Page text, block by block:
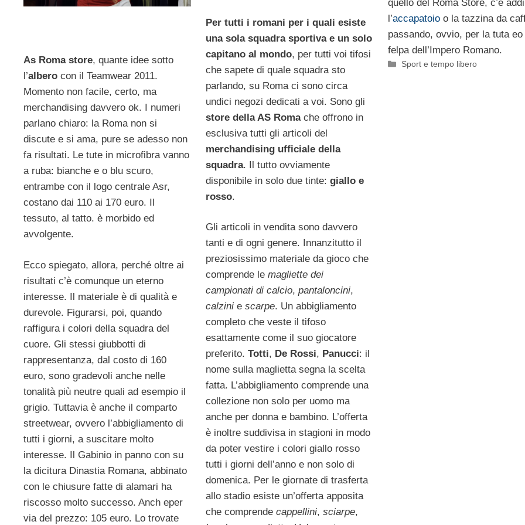
quello del Roma Store, c’è
l’accapatoioo la tazzina da
passando, ovvio, per la tuta eo
felpa dell’Impero Romano.
Categorie
Sport e tempo libero
As Roma store, quante idee sotto
l’albero con il Teamwear 2011.
Momento non facile, certo, ma
merchandising davvero ok. I numeri
parlano chiaro: la Roma non si
discute e si ama, pure se adesso non
fa risultati. Le tute in microfibra vanno
a ruba: bianche e o blu scuro,
entrambe con il logo centrale Asr,
costano dai 110 ai 170 euro. Il
tessuto, al tatto. è morbido ed
avvolgente.
Ecco spiegato, allora, perché oltre ai
risultati c’è comunque un eterno
interesse. Il materiale è di qualità e
durevole. Figurarsi, poi, quando
raffigura i colori della squadra del
cuore. Gli stessi giubbotti di
rappresentanza, dal costo di 160
euro, sono gradevoli anche nelle
tonalità più neutre quali ad esempio il
grigio. Tuttavia è anche il comparto
streetwear, ovvero l’abbigliamento di
tutti i giorni, a suscitare molto
interesse. Il Gabinio in panno con su
la dicitura Dinastia Romana, abbinato
con le chiusure fatte di alamari ha
riscosso molto successo. Anch eper
via del prezzo: 105 euro. Lo trovate
Per tutti i romani per i quali esiste
una sola squadra sportiva e un solo
capitano al mondo, per tutti voi tifosi
che sapete di quale squadra sto
parlando, su Roma ci sono circa
undici negozi dedicati a voi. Sono gli
store della AS Roma che offrono in
esclusiva tutti gli articoli del
merchandising ufficiale della
squadra. Il tutto ovviamente
disponibile in solo due tinte: giallo e
rosso.
Gli articoli in vendita sono davvero
tanti e di ogni genere. Innanzitutto il
preziosissimo materiale da gioco che
comprende le magliette dei
campionati di calcio, pantaloncini,
calzinie scarpe. Un abbigliamento
completo che veste il tifoso
esattamente come il suo giocatore
preferito. Totti, De Rossi, Panucci: il
nome sulla maglietta segna la scelta
fatta. L’abbigliamento comprende una
collezione non solo per uomo ma
anche per donna e bambino. L’offerta
è inoltre suddivisa in stagioni in modo
da poter vestire i colori giallo rosso
tutti i giorni dell’anno e non solo di
domenica. Per le giornate di trasferta
allo stadio esiste un’offerta apposita
che comprende cappellini, sciarpe,